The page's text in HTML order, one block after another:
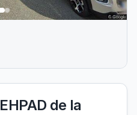
EHPAD de la